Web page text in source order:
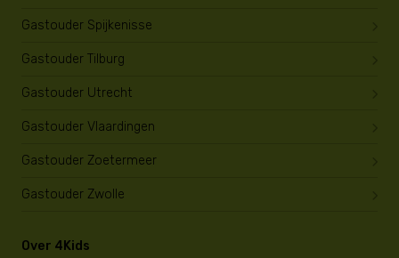
Gastouder Spijkenisse
Gastouder Tilburg
Gastouder Utrecht
Gastouder Vlaardingen
Gastouder Zoetermeer
Gastouder Zwolle
Over 4Kids